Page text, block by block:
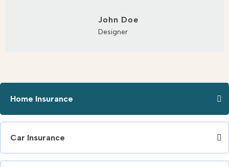
John Doe
Designer
Home Insurance
Car Insurance